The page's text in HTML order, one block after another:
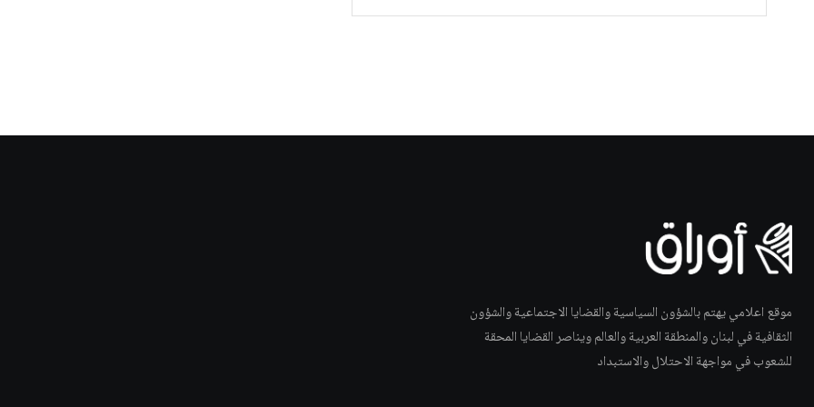
موقع اعلامي يهتم بالشؤون السياسية والقضايا الاجتماعية والشؤون
الثقافية في لبنان والمنطقة العربية والعالم ويناصر القضايا المحقة
للشعوب في مواجهة الاحتلال والاستبداد